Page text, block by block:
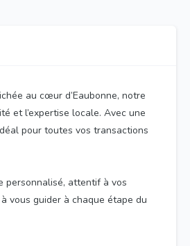
au cœur d’Eaubonne, notre
et l’expertise locale. Avec une
pour toutes vos transactions
personnalisé, attentif à vos
vous guider à chaque étape du